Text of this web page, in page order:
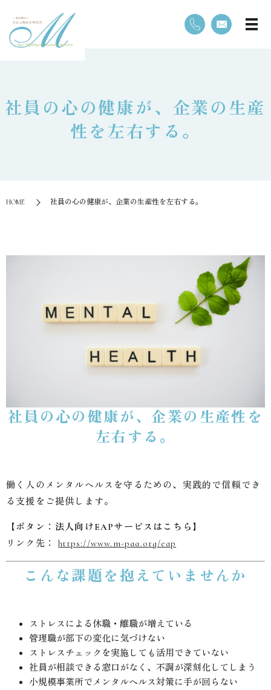
社員の心の健康が、企業の生産
性を左右する。
HOME 社員の心の健康が、企業の生産性を左右する。
社員の心の健康が、企業の生産性を
左右する。
働く人のメンタルヘルスを守るための、実践的で信頼でき
る支援をご提供します。
【ボタン：法人向けEAPサービスはこちら】
リンク先：https://www.m-paa.org/eap
こんな課題を抱えていませんか
ストレスによる休職・離職が増えている
管理職が部下の変化に気づけない
ストレスチェックを実施しても活用できていない
社員が相談できる窓口がなく、不調が深刻化してしまう
小規模事業所でメンタルヘルス対策に手が回らない